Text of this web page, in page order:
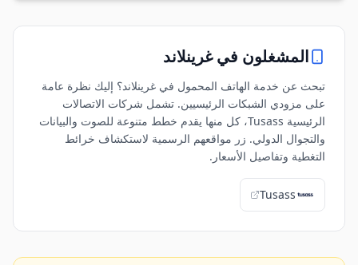
المشغلون في غرينلاند
تبحث عن خدمة الهاتف المحمول في غرينلاند؟ إليك نظرة عامة
على مزودي الشبكات الرئيسيين. تشمل شركات الاتصالات
الرئيسية Tusass، كل منها يقدم خطط متنوعة للصوت والبيانات
والتجوال الدولي. زر مواقعهم الرسمية لاستكشاف خرائط
التغطية وتفاصيل الأسعار.
Tusass